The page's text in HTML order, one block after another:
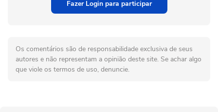
Fazer Login para participar
Os comentários são de responsabilidade exclusiva de seus
autores e não representam a opinião deste site. Se achar algo
que viole os termos de uso, denuncie.